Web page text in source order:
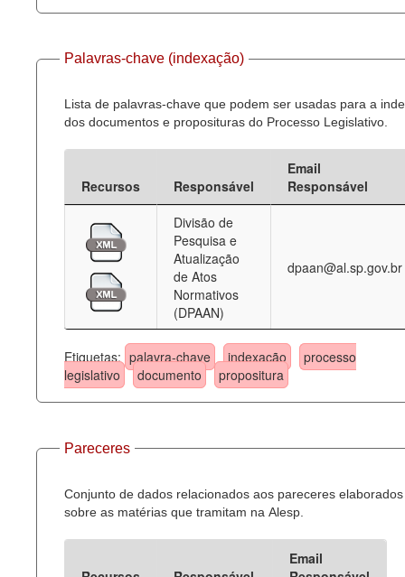
Palavras-chave (indexação)
Lista de palavras-chave que podem ser usadas para a
dos documentos e proposituras do Processo Legislativo.
Recursos Responsável
Email
Responsável
Divisão de
Pesquisa e
Atualização
de Atos
Normativos
(DPAAN)
dpaan@al.sp.gov.br
Etiquetas: palavra-chave indexação
processo
legislativo
documento propositura
Pareceres
Conjunto de dados relacionados aos pareceres elaborados
sobre as matérias que tramitam na Alesp.
Email